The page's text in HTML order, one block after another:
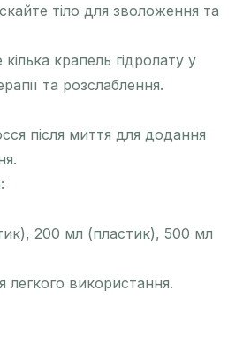
тіло для зволоження та
крапель гідролату у
та розслаблення.
після миття для додання
200 мл (пластик), 500 мл
використання.